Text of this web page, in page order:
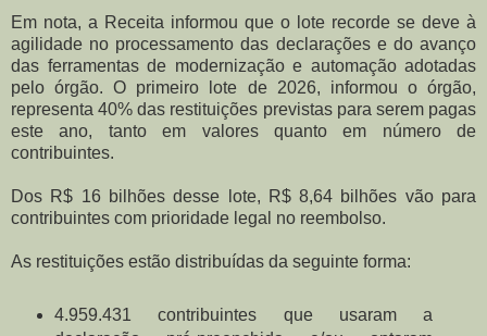
Em nota, a Receita informou que o lote recorde se deve à
agilidade no processamento das declarações e do avanço
das ferramentas de modernização e automação adotadas
pelo órgão. O primeiro lote de 2026, informou o órgão,
representa 40% das restituições previstas para serem pagas
este ano, tanto em valores quanto em número de
contribuintes.
Dos R$ 16 bilhões desse lote, R$ 8,64 bilhões vão para
contribuintes com prioridade legal no reembolso.
As restituições estão distribuídas da seguinte forma:
4.959.431 contribuintes que usaram a